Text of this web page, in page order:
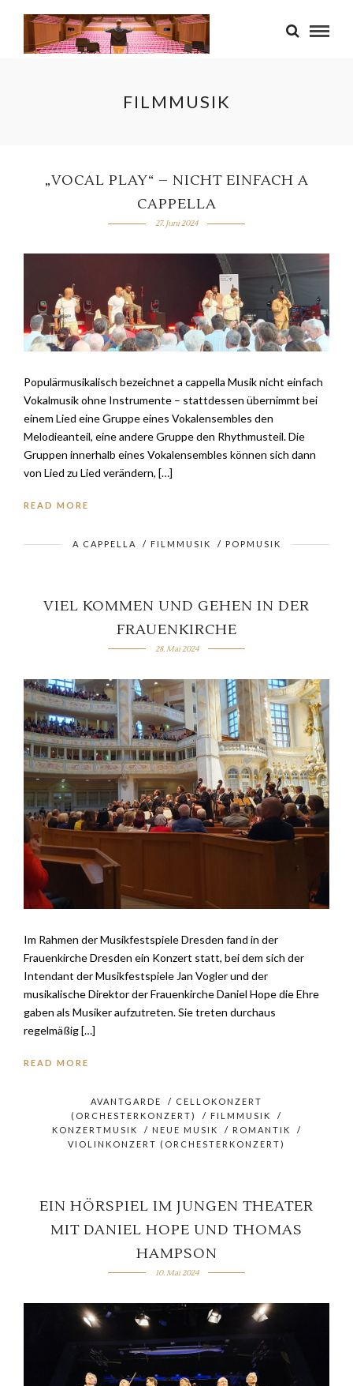
FILMMUSIK
„VOCAL PLAY“ – NICHT EINFACH A
CAPPELLA
27. Juni 2024
Populärmusikalisch bezeichnet a cappella Musik nicht einfach
Vokalmusik ohne Instrumente – stattdessen übernimmt bei
einem Lied eine Gruppe eines Vokalensembles den
Melodieanteil, eine andere Gruppe den Rhythmusteil. Die
Gruppen innerhalb eines Vokalensembles können sich dann
von Lied zu Lied verändern, […]
READ MORE
A CAPPELLA / FILMMUSIK / POPMUSIK
VIEL KOMMEN UND GEHEN IN DER
FRAUENKIRCHE
28. Mai 2024
Im Rahmen der Musikfestspiele Dresden fand in der
Frauenkirche Dresden ein Konzert statt, bei dem sich der
Intendant der Musikfestspiele Jan Vogler und der
musikalische Direktor der Frauenkirche Daniel Hope die Ehre
gaben als Musiker aufzutreten. Sie treten durchaus
regelmäßig […]
READ MORE
AVANTGARDE / CELLOKONZERT
(ORCHESTERKONZERT)
/ FILMMUSIK
/
KONZERTMUSIK
/ NEUE MUSIK / ROMANTIK
/
VIOLINKONZERT (ORCHESTERKONZERT)
EIN HÖRSPIEL IM JUNGEN THEATER
MIT DANIEL HOPE UND THOMAS
HAMPSON
10. Mai 2024